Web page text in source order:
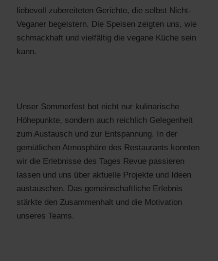
liebevoll zubereiteten Gerichte, die selbst Nicht-
Veganer begeistern. Die Speisen zeigten uns, wie
schmackhaft und vielfältig die vegane Küche sein
kann.
Unser Sommerfest bot nicht nur kulinarische
Höhepunkte, sondern auch reichlich Gelegenheit
zum Austausch und zur Entspannung. In der
gemütlichen Atmosphäre des Restaurants konnten
wir die Erlebnisse des Tages Revue passieren
lassen und uns über aktuelle Projekte und Ideen
austauschen. Das gemeinschaftliche Erlebnis
stärkte den Zusammenhalt und die Motivation
unseres Teams.